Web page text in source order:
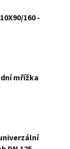
160 -
mřížka